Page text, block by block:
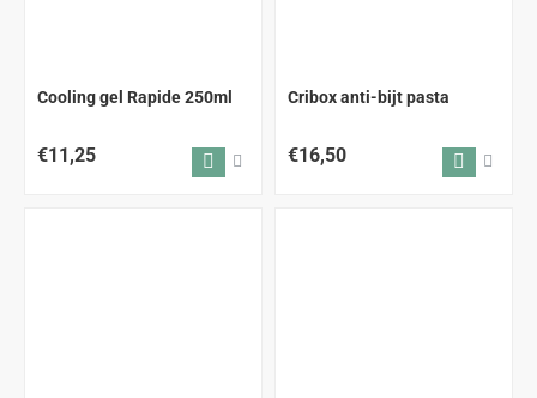
Cooling gel Rapide 250ml
€11,25
Cribox anti-bijt pasta
€16,50